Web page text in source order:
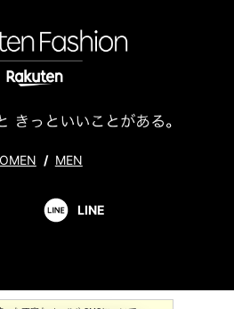
/ MEN
LINE